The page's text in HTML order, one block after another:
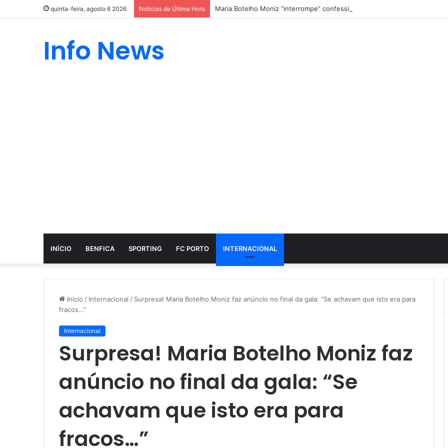
quinta-feira, agosto 6 2026 Notícias de Última Hora Maria Botelho Moniz “interrompe” confessionário
Info News
INÍCIO BENFICA SPORTING FC PORTO INTERNACIONAL
Início / Internacional / Surpresa! Maria Botelho Moniz faz anúncio no final da gala: “Se achavam que isto era para
fracos…”
Internacional
Surpresa! Maria Botelho Moniz faz
anúncio no final da gala: “Se
achavam que isto era para
fracos…”